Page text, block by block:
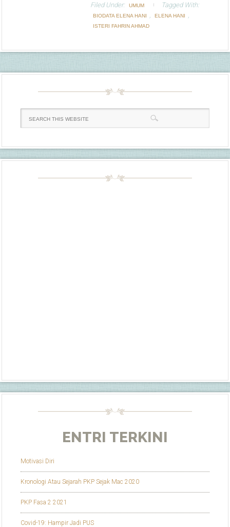
Filed Under: UMUM Tagged With:
BIODATA ELENA HANI , ELENA HANI ,
ISTERI FAHRIN AHMAD
ENTRI TERKINI
Motivasi Diri
Kronologi Atau Sejarah PKP Sejak Mac 2020
PKP Fasa 2 2021
Covid-19: Hampir Jadi PUS